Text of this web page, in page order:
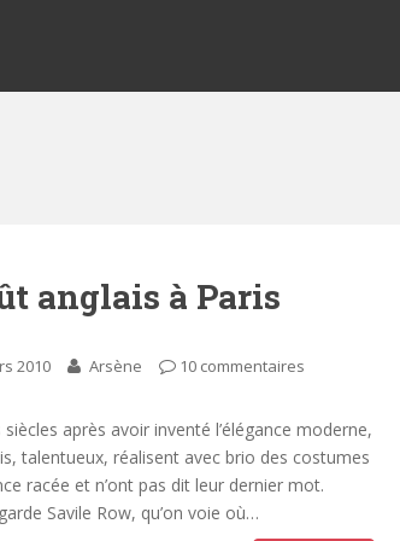
anglais à Paris
2010 Arsène 10 commentaires
siècles après avoir inventé l’élégance moderne,
talentueux, réalisent avec brio des costumes
racée et n’ont pas dit leur dernier mot.
Savile Row, qu’on voie où…